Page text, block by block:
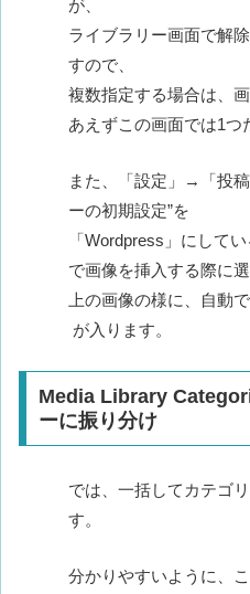
が、
ライブラリー画面で解
すので、
複数指定する場合は、
あえずこの画面では1つ
また、「設定」→「投
ーの初期設定”を
「Wordpress」にして
で画像を挿入する際に
上の画像の様に、自動
が入ります。
Media Library
ーに振り分け
では、一括してカテゴ
す。
分かりやすいように、